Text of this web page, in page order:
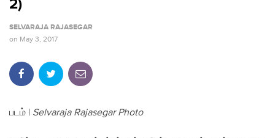
2)
SELVARAJA RAJASEGAR
on May 3, 2017
படம் | Selvaraja Rajasegar Photo